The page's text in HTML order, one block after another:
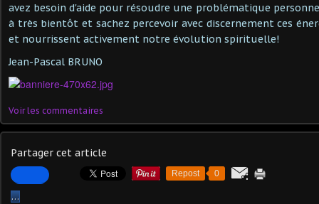
avez besoin d'aide pour résoudre une problématique
à très bientôt et sachez percevoir avec discernement ces
et nourrissent activement notre évolution spirituelle!
Jean-Pascal BRUNO
Voir les commentaires
Partager cet article
Repost 0
…